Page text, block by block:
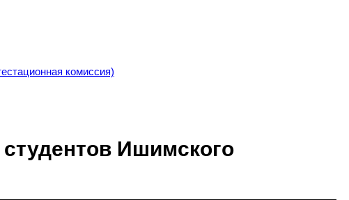
комиссия)
Ишимского